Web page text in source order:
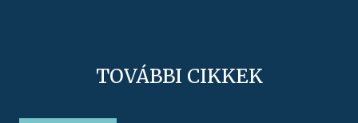
TOVÁBBI CIKKEK